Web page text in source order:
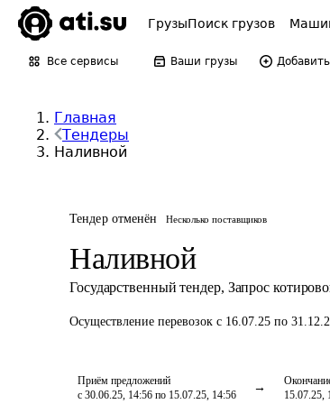
ГрузыПоиск грузов
Все сервисы Ваши грузы
Главная
Тендеры
Наливной
Тендер отменён Несколько поставщиков
Наливной
Государственный тендер, Запрос
Осуществление перевозок с 16.07.25 по
Приём предложений
с 30.06.25, 14:56 по 15.07.25, 14:56
15.07.25,